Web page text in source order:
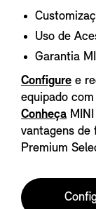
Uso de
Garantia
Configure e
equipado
Conheça
vantagens de
Premium